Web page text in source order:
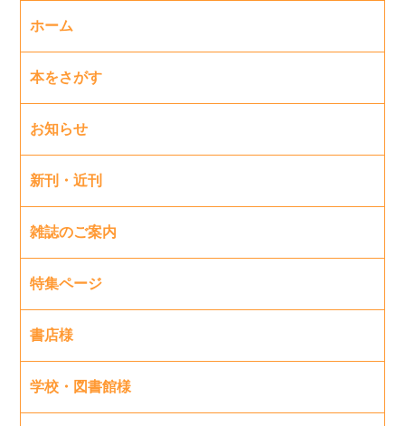
ホーム
本をさがす
お知らせ
新刊・近刊
雑誌のご案内
特集ページ
書店様
学校・図書館様